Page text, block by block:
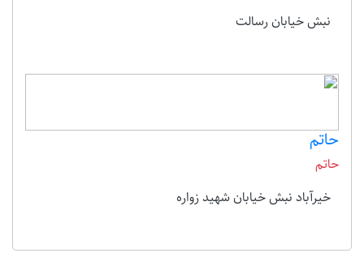
نبش خیابان رسالت
حاتم
حاتم
خیرآباد نبش خیابان شهید زواره